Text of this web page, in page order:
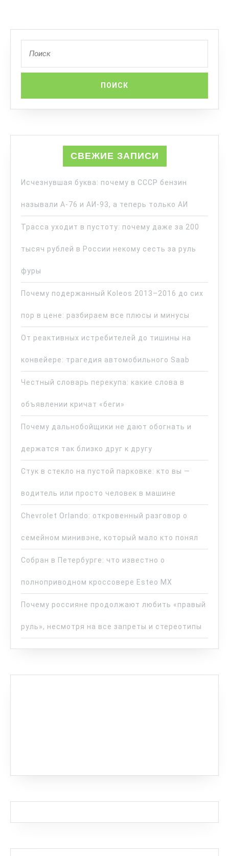
СВЕЖИЕ ЗАПИСИ
Исчезнувшая буква: почему в СССР бензин
называли А-76 и АИ-93, а теперь только АИ
Трасса уходит в пустоту: почему даже за 200
тысяч рублей в России некому сесть за руль
фуры
Почему подержанный Koleos 2013–2016 до сих
пор в цене: разбираем все плюсы и минусы
От реактивных истребителей до тишины на
конвейере: трагедия автомобильного Saab
Честный словарь перекупа: какие слова в
объявлении кричат «беги»
Почему дальнобойщики не дают обогнать и
держатся так близко друг к другу
Стук в стекло на пустой парковке: кто вы —
водитель или просто человек в машине
Chevrolet Orlando: откровенный разговор о
семейном минивэне, который мало кто понял
Собран в Петербурге: что известно о
полноприводном кроссовере Esteo MX
Почему россияне продолжают любить «правый
руль», несмотря на все запреты и стереотипы